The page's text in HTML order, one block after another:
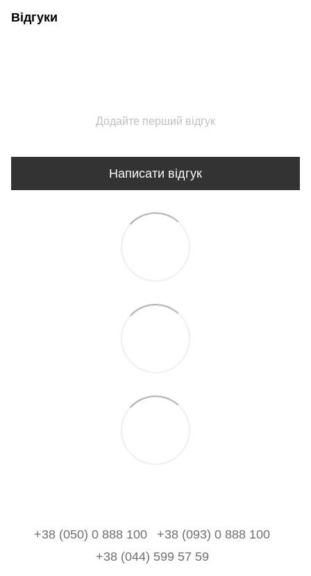
Відгуки
Додайте перший відгук
Написати відгук
+38 (050) 0 888 100
+38 (093) 0 888 100
+38 (044) 599 57 59